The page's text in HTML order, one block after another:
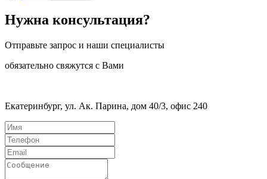
Нужна консультация?
Отправьте запрос и наши специалисты
обязательно свяжутся с Вами
Екатеринбург, ул. Ак. Парина, дом 40/3, офис 240